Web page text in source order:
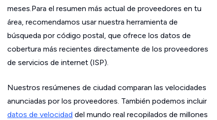
meses.Para el resumen más actual de proveedores en tu
área, recomendamos usar nuestra herramienta de
búsqueda por código postal, que ofrece los datos de
cobertura más recientes directamente de los proveedores
de servicios de internet (ISP).
Nuestros resúmenes de ciudad comparan las velocidades
anunciadas por los proveedores. También podemos incluir
datos de velocidad del mundo real recopilados de millones